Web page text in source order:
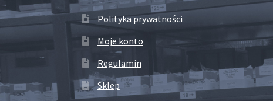
Polityka prywatności
Moje konto
Regulamin
Sklep